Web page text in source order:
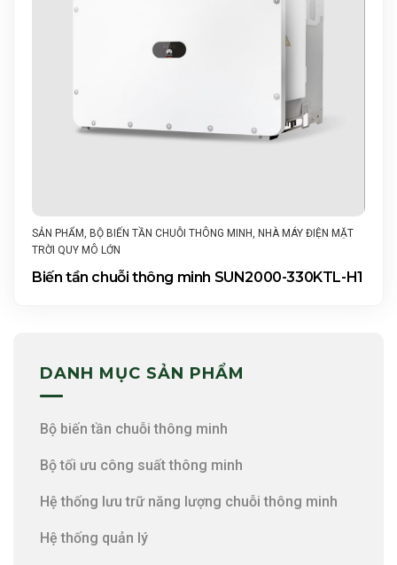
SẢN PHẨM, BỘ BIẾN TẦN CHUỖI THÔNG MINH, NHÀ MÁY ĐIỆN MẶT
TRỜI QUY MÔ LỚN
Biến tần chuỗi thông minh SUN2000-330KTL-H1
DANH MỤC SẢN PHẨM
Bộ biến tần chuỗi thông minh
Bộ tối ưu công suất thông minh
Hệ thống lưu trữ năng lượng chuỗi thông minh
Hệ thống quản lý